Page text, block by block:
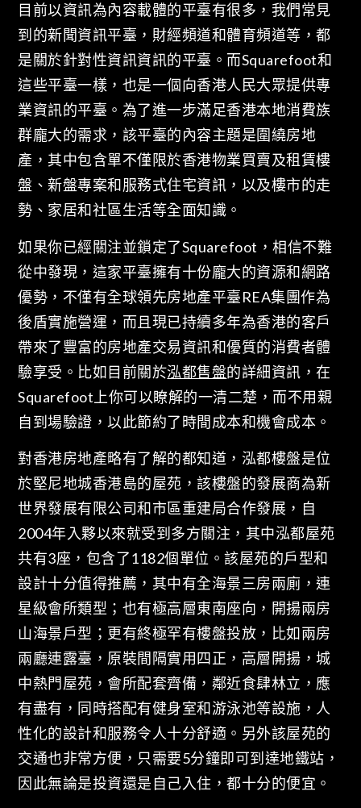
目前以資訊為內容載體的平臺有很多，我們常見
到的新聞資訊平臺，財經頻道和體育頻道等，都
是關於針對性資訊資訊的平臺。而Squarefoot和
這些平臺一樣，也是一個向香港人民大眾提供專
業資訊的平臺。為了進一步滿足香港本地消費族
群龐大的需求，該平臺的內容主題是圍繞房地
產，其中包含單不僅限於香港物業買賣及租賃樓
盤、新盤專案和服務式住宅資訊，以及樓市的走
勢、家居和社區生活等全面知識。
如果你已經關注並鎖定了Squarefoot，相信不難
從中發現，這家平臺擁有十份龐大的資源和網路
優勢，不僅有全球領先房地產平臺REA集團作為
後盾實施營運，而且現已持續多年為香港的客戶
帶來了豐富的房地產交易資訊和優質的消費者體
驗享受。比如目前關於泓都售盤的詳細資訊，在
Squarefoot上你可以瞭解的一清二楚，而不用親
自到場驗證，以此節約了時間成本和機會成本。
對香港房地產略有了解的都知道，泓都樓盤是位
於堅尼地城香港島的屋苑，該樓盤的發展商為新
世界發展有限公司和市區重建局合作發展，自
2004年入夥以來就受到多方關注，其中泓都屋苑
共有3座，包含了1182個單位。該屋苑的戶型和
設計十分值得推薦，其中有全海景三房兩廁，連
星級會所類型；也有極高層東南座向，開揚兩房
山海景戶型；更有終極罕有樓盤投放，比如兩房
兩廳連露臺，原裝間隔實用四正，高層開揚，城
中熱門屋苑，會所配套齊備，鄰近食肆林立，應
有盡有，同時搭配有健身室和游泳池等設施，人
性化的設計和服務令人十分舒適。另外該屋苑的
交通也非常方便，只需要5分鐘即可到達地鐵站，
因此無論是投資還是自己入住，都十分的便宜。